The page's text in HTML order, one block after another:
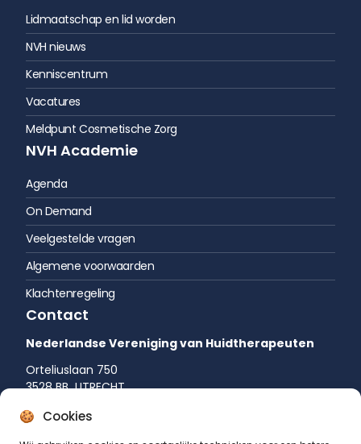
Cookies
Lidmaatschap en lid worden
NVH nieuws
Kenniscentrum
Vacatures
Meldpunt Cosmetische Zorg
NVH Academie
Agenda
On Demand
Veelgestelde vragen
Algemene voorwaarden
Klachtenregeling
Contact
Nederlandse Vereniging van Huidtherapeuten
Orteliuslaan 750
3528 BB UTRECHT
035 542 75 52